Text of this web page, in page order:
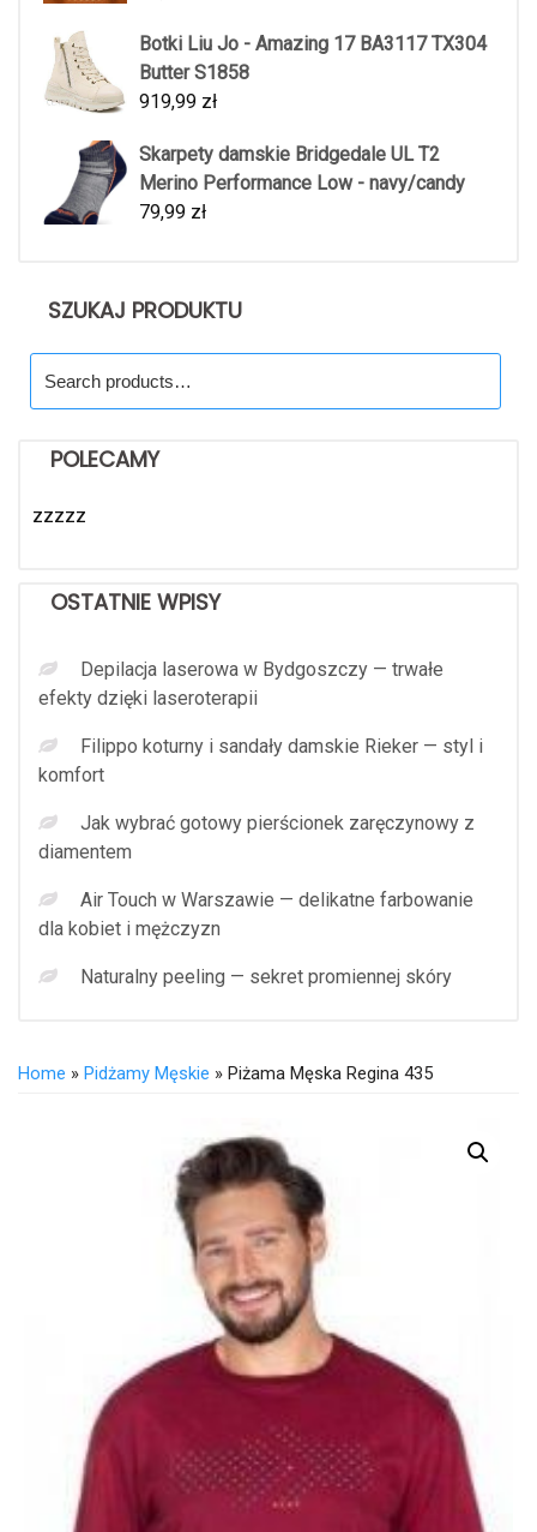
Botki Liu Jo - Amazing 17 BA3117 TX304
Butter S1858
919,99 zł
Skarpety damskie Bridgedale UL T2
Merino Performance Low - navy/candy
79,99 zł
SZUKAJ PRODUKTU
for:
POLECAMY
zzzzz
OSTATNIE WPISY
Depilacja laserowa w Bydgoszczy — trwałe
efekty dzięki laseroterapii
Filippo koturny i sandały damskie Rieker — styl i
komfort
Jak wybrać gotowy pierścionek zaręczynowy z
diamentem
Air Touch w Warszawie — delikatne farbowanie
dla kobiet i mężczyzn
Naturalny peeling — sekret promiennej skóry
Home » Pidżamy Męskie » Piżama Męska Regina 435